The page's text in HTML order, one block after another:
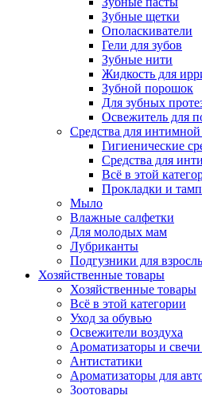
Зубные щетки
Ополаскиватели
Гели для зубов
Зубные нити
Жидкость для
Зубной порошок
Для зубных
Освежитель для
Средства для
Гигиенические
Средства для
Всё в этой
Прокладки и
Мыло
Влажные салфетки
Для молодых мам
Лубриканты
Подгузники для
Хозяйственные товары
Хозяйственные товары
Всё в этой категории
Уход за обувью
Освежители воздуха
Ароматизаторы и
Антистатики
Ароматизаторы для
Зоотовары